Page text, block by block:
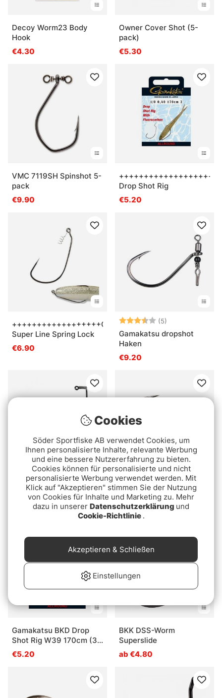
Decoy Worm23 Body
Hook
€4.30
Owner Cover Shot (5-
pack)
€5.30
VMC 7119SH Spinshot 5-
pack
€9.90
Drop Shot Rig
€5.20
++++++++++++++++++Gamakatsu
Super Line Spring Lock
€6.90
Bewertung:(5)
Gamakatsu dropshot
Haken
€9.20
Gamakatsu Dropshot Jig
90 - 3pack
€10.90
Bewertung:(3)3.7 von 5
7119BN Dropshot 5-pack
€5.70
Gamakatsu BKD Drop
Shot Rig W39 170cm (3-
Pack)
€5.20
BKK DSS-Worm
Superslide
ab €4.80
Cookies
Söder Sportfiske AB verwendet Cookies, um
Ihnen personalisierte Inhalte, relevante Werbung
und eine bessere Nutzererfahrung zu bieten.
Cookies können für personalisierte und nicht
personalisierte Werbung verwendet werden. Mit
Klick auf "Akzeptieren" stimmen Sie der Nutzung
von Cookies für Inhalte und Marketing zu. Mehr
dazu in unserer Datenschutzerklärung und
Cookie-Richtlinie .
Einstellungen
Akzeptieren & Schließen